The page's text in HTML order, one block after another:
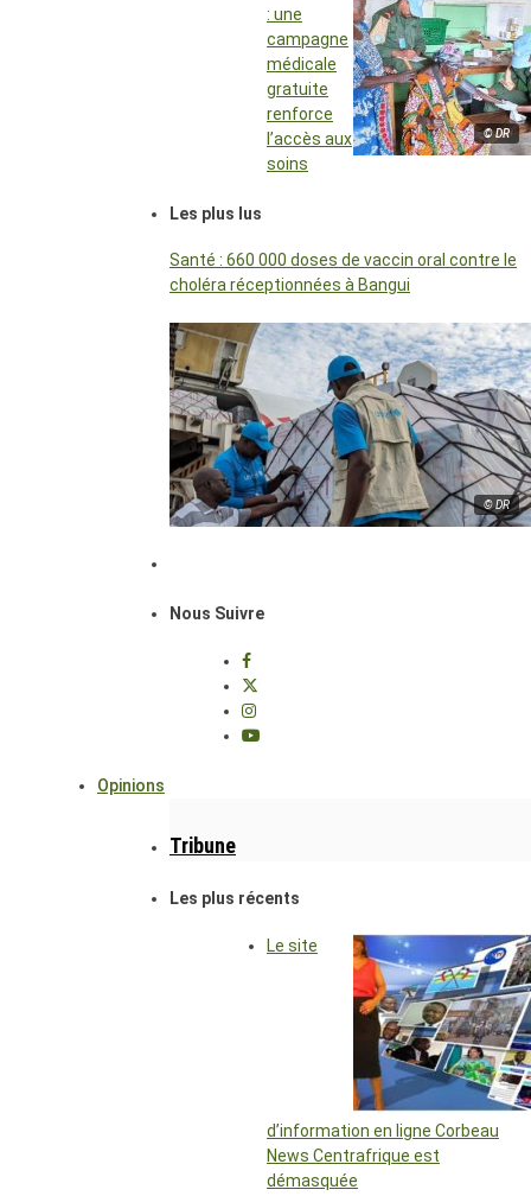
© DR
: une
campagne
médicale
gratuite
renforce
l’accès aux
soins
Les plus lus
Santé : 660 000 doses de vaccin oral contre le
choléra réceptionnées à Bangui
© DR
Nous Suivre
Opinions
Tribune
Les plus récents
Le site
d’information en ligne Corbeau
News Centrafrique est
démasquée